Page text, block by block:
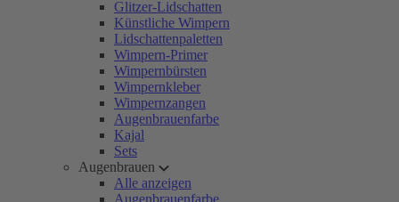
Glitzer-Lidschatten
Künstliche Wimpern
Lidschattenpaletten
Wimpern-Primer
Wimpernbürsten
Wimpernkleber
Wimpernzangen
Augenbrauenfarbe
Kajal
Sets
Augenbrauen
Alle anzeigen
Augenbrauenfarbe